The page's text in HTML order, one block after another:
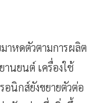
หดตัวตามการผลิต
นยนต์ เครื่องใช้
นิกส์ยังขยายตัวต่อ